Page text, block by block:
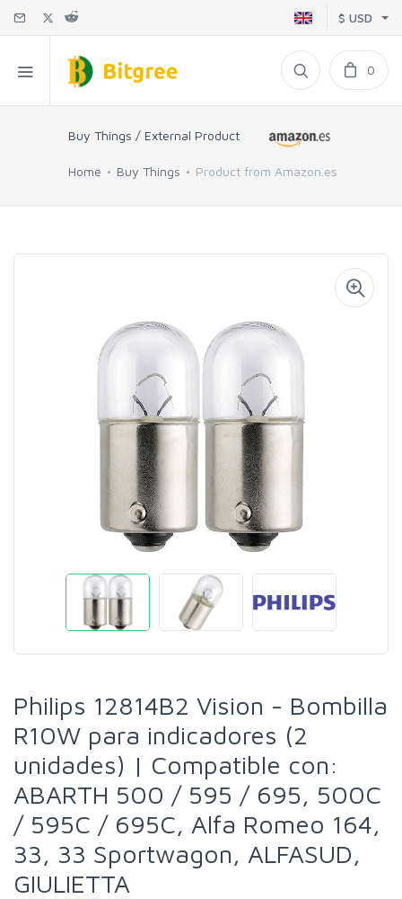
$ USD
0
Buy Things / External Product
Home Buy Things Product from Amazon.es
Philips 12814B2 Vision - Bombilla
R10W para indicadores (2
unidades) | Compatible con:
ABARTH 500 / 595 / 695, 500C
/ 595C / 695C, Alfa Romeo 164,
33, 33 Sportwagon, ALFASUD,
GIULIETTA